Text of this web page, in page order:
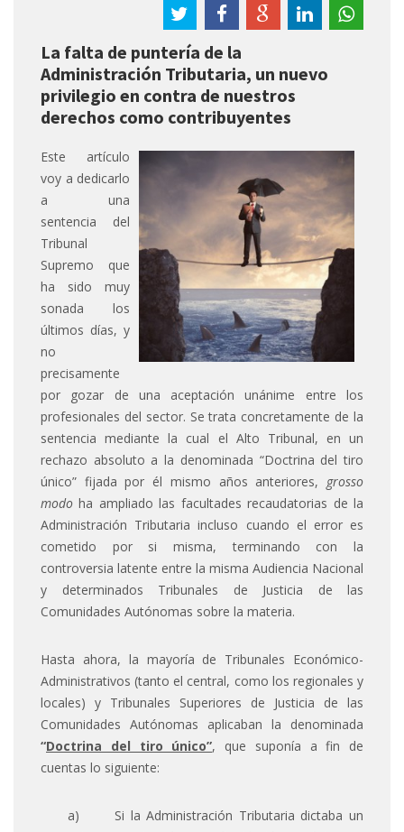
La falta de puntería de la
Administración Tributaria, un nuevo
privilegio en contra de nuestros
derechos como contribuyentes
Este artículo
voy a dedicarlo
a una
sentencia del
Tribunal
Supremo que
ha sido muy
sonada los
últimos días, y
no
precisamente
por gozar de una aceptación unánime entre los
profesionales del sector. Se trata concretamente de la
sentencia mediante la cual el Alto Tribunal, en un
rechazo absoluto a la denominada “Doctrina del tiro
único” fijada por él mismo años anteriores, grosso
modoha ampliado las facultades recaudatorias de la
Administración Tributaria incluso cuando el error es
cometido por si misma, terminando con la
controversia latente entre la misma Audiencia Nacional
y determinados Tribunales de Justicia de las
Comunidades Autónomas sobre la materia.
Hasta ahora, la mayoría de Tribunales Económico-
Administrativos (tanto el central, como los regionales y
locales) y Tribunales Superiores de Justicia de las
Comunidades Autónomas aplicaban la denominada
“Doctrina del tiro único”, que suponía a fin de
cuentas lo siguiente:
a) Si la Administración Tributaria dictaba un